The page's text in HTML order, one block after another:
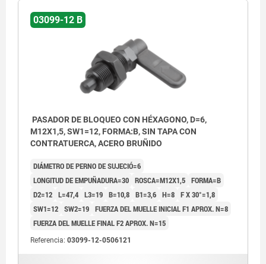
03099-12 B
PASADOR DE BLOQUEO CON HÉXAGONO, D=6,
M12X1,5, SW1=12, FORMA:B, SIN TAPA CON
CONTRATUERCA, ACERO BRUÑIDO
DIÁMETRO DE PERNO DE SUJECIÓ=6
LONGITUD DE EMPUÑADURA=30 ROSCA=M12X1,5 FORMA=B
D2=12 L=47,4 L3=19 B=10,8 B1=3,6 H=8 F X 30°=1,8
SW1=12 SW2=19 FUERZA DEL MUELLE INICIAL F1 APROX. N=8
FUERZA DEL MUELLE FINAL F2 APROX. N=15
Referencia: 03099-12-0506121